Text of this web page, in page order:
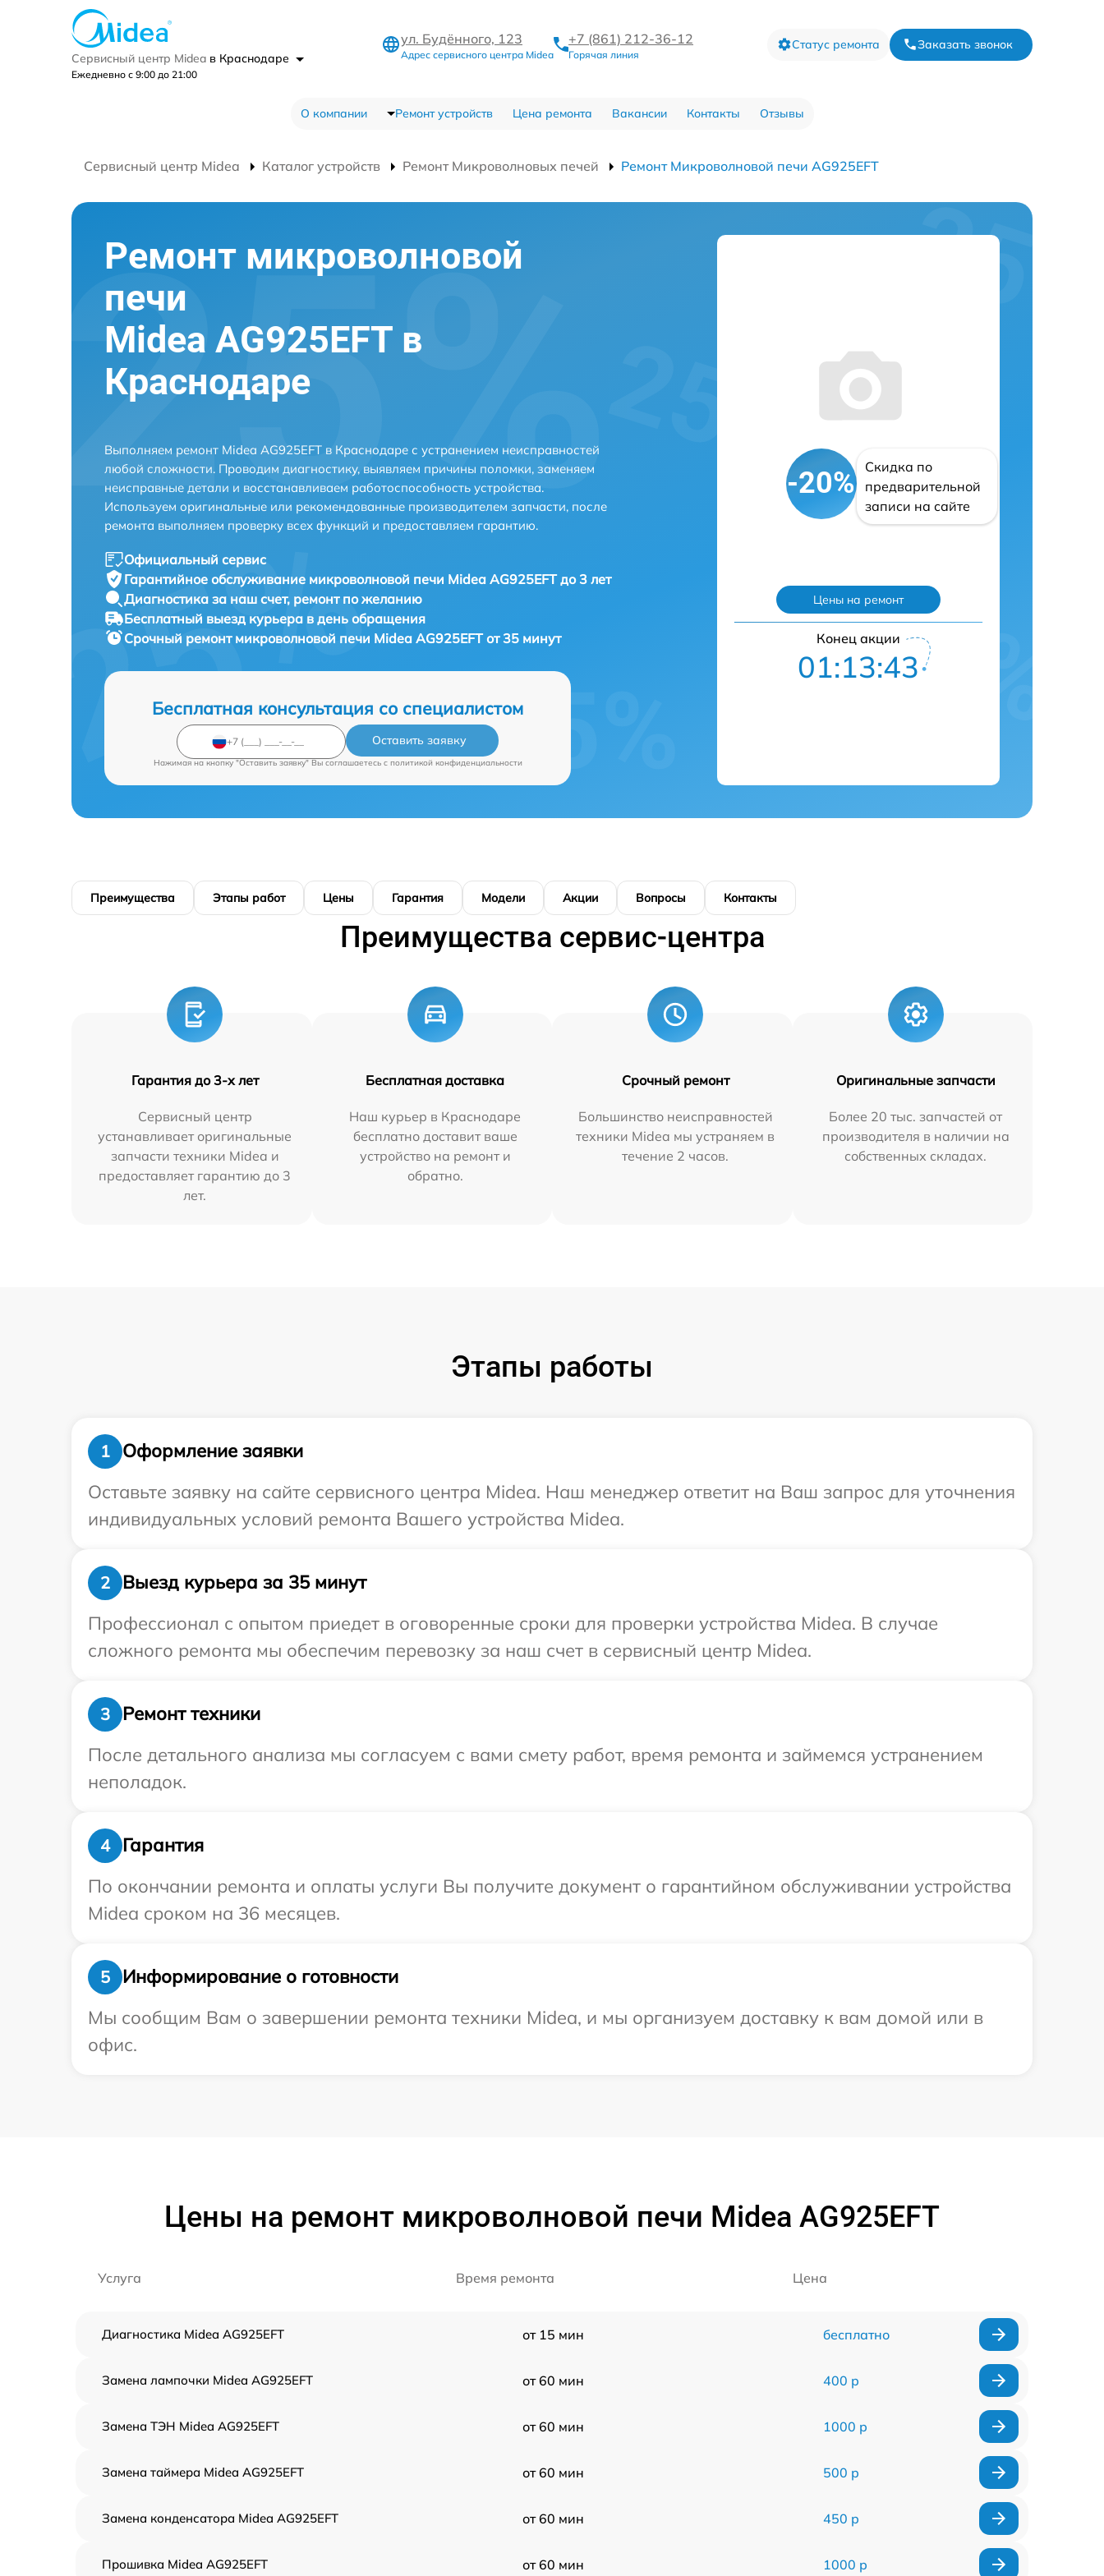
Сервисный центр Midea в Краснодаре
Ежедневно с 9:00 до 21:00
ул. Будённого, 123
Адрес сервисного центра Midea
+7 (861) 212-36-12
Горячая линия
Статус ремонта Заказать звонок
О компании Ремонт устройств Цена ремонта Вакансии Контакты Отзывы
Сервисный центр Midea Каталог устройств Ремонт Микроволновых печей Ремонт Микроволновой печи AG925EFT
Ремонт микроволновой
печи
Midea AG925EFT в
Краснодаре
Выполняем ремонт Midea AG925EFT в Краснодаре с устранением неисправностей
любой сложности. Проводим диагностику, выявляем причины поломки, заменяем
неисправные детали и восстанавливаем работоспособность устройства.
Используем оригинальные или рекомендованные производителем запчасти, после
ремонта выполняем проверку всех функций и предоставляем гарантию.
Официальный сервис
Гарантийное обслуживание микроволновой печи Midea AG925EFT до 3 лет
Диагностика за наш счет, ремонт по желанию
Бесплатный выезд курьера в день обращения
Срочный ремонт микроволновой печи Midea AG925EFT от 35 минут
Бесплатная консультация со специалистом
Оставить заявку
Нажимая на кнопку "Оставить заявку" Вы соглашаетесь c политикой конфиденциальности
-20%
Скидка по
предварительной
записи на сайте
Цены на ремонт
Конец акции
01:13:42
Преимущества Этапы работ Цены Гарантия Модели Акции Вопросы Контакты
Преимущества сервис-центра
Гарантия до 3-х лет
Сервисный центр
устанавливает оригинальные
запчасти техники Midea и
предоставляет гарантию до 3
лет.
Бесплатная доставка
Наш курьер в Краснодаре
бесплатно доставит ваше
устройство на ремонт и
обратно.
Срочный ремонт
Большинство неисправностей
техники Midea мы устраняем в
течение 2 часов.
Оригинальные запчасти
Более 20 тыс. запчастей от
производителя в наличии на
собственных складах.
Этапы работы
1
Оформление заявки
Оставьте заявку на сайте сервисного центра Midea. Наш менеджер ответит на Ваш запрос для уточнения
индивидуальных условий ремонта Вашего устройства Midea.
2
Выезд курьера за 35 минут
Профессионал с опытом приедет в оговоренные сроки для проверки устройства Midea. В случае
сложного ремонта мы обеспечим перевозку за наш счет в сервисный центр Midea.
3
Ремонт техники
После детального анализа мы согласуем с вами смету работ, время ремонта и займемся устранением
неполадок.
4
Гарантия
По окончании ремонта и оплаты услуги Вы получите документ о гарантийном обслуживании устройства
Midea сроком на 36 месяцев.
5
Информирование о готовности
Мы сообщим Вам о завершении ремонта техники Midea, и мы организуем доставку к вам домой или в
офис.
Цены на ремонт микроволновой печи Midea AG925EFT
Услуга Время ремонта Цена
Диагностика Midea AG925EFT от 15 мин бесплатно
Замена лампочки Midea AG925EFT от 60 мин 400 р
Замена ТЭН Midea AG925EFT от 60 мин 1000 р
Замена таймера Midea AG925EFT от 60 мин 500 р
Замена конденсатора Midea AG925EFT от 60 мин 450 р
Прошивка Midea AG925EFT от 60 мин 1000 р